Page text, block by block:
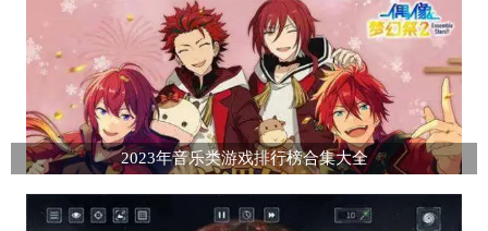
2023年音乐类游戏排行榜合集大全